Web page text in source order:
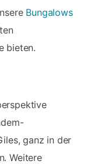
Bungalows
bieten.
ganz in der
Weitere